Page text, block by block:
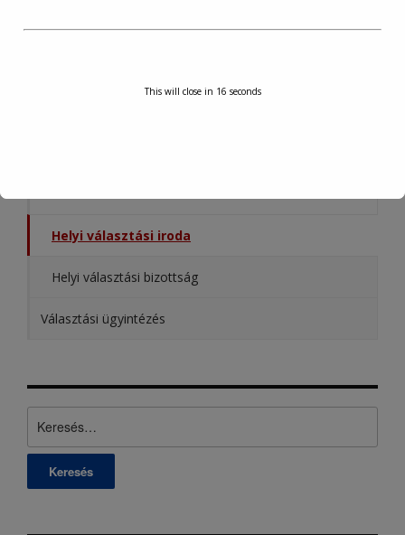
KÖZÉRDEKŰ ADATOK
Helyi választási iroda
Helyi választási bizottság
Választási ügyintézés
This will close in 15 seconds